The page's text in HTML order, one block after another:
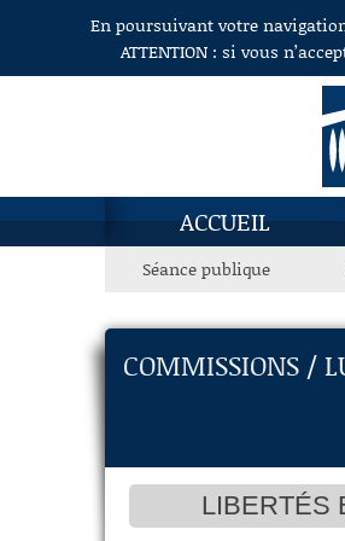
Aller au contenuEn poursuivant votre
ATTENTION : si vous
ACCUEIL
Séance publique
COMMISSIONS /
LIBERTÉS